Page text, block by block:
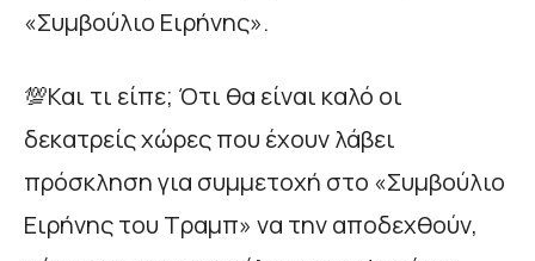
«Συμβούλιο Ειρήνης».
💯Και τι είπε; Ότι θα είναι καλό οι
δεκατρείς χώρες που έχουν λάβει
πρόσκληση για συμμετοχή στο «Συμβούλιο
Ειρήνης του Τραμπ» να την αποδεχθούν,